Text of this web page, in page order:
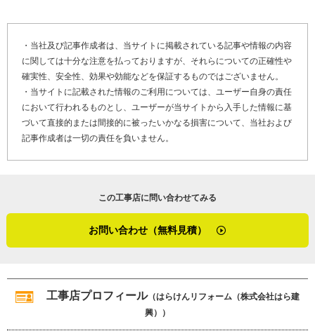
工事店番号 Y34-AZE
・当社及び記事作成者は、当サイトに掲載されている記事や情報の内容
に関しては十分な注意を払っておりますが、それらについての正確性や
確実性、安全性、効果や効能などを保証するものではございません。
・当サイトに記載された情報のご利用については、ユーザー自身の責任
において行われるものとし、ユーザーが当サイトから入手した情報に基
づいて直接的または間接的に被ったいかなる損害について、当社および
記事作成者は一切の責任を負いません。
この工事店に問い合わせてみる
お問い合わせ（無料見積）
工事店プロフィール（はらけんリフォーム（株式会社はら建
興））